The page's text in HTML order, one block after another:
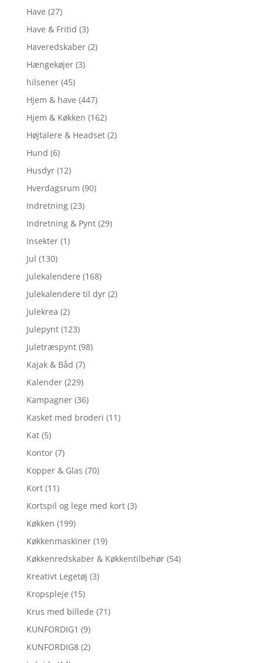
Have (27)
Have & Fritid (3)
Haveredskaber (2)
Hængekøjer (3)
hilsener (45)
Hjem & have (447)
Hjem & Køkken (162)
Højtalere & Headset (2)
Hund (6)
Husdyr (12)
Hverdagsrum (90)
Indretning (23)
Indretning & Pynt (29)
Insekter (1)
Jul (130)
Julekalendere (168)
Julekalendere til dyr (2)
Julekrea (2)
Julepynt (123)
Juletræspynt (98)
Kajak & Båd (7)
Kalender (229)
Kampagner (36)
Kasket med broderi (11)
Kat (5)
Kontor (7)
Kopper & Glas (70)
Kort (11)
Kortspil og lege med kort (3)
Køkken (199)
Køkkenmaskiner (19)
Køkkenredskaber & Køkkentilbehør (54)
Kreativt Legetøj (3)
Kropspleje (15)
Krus med billede (71)
KUNFORDIG1 (9)
KUNFORDIG8 (2)